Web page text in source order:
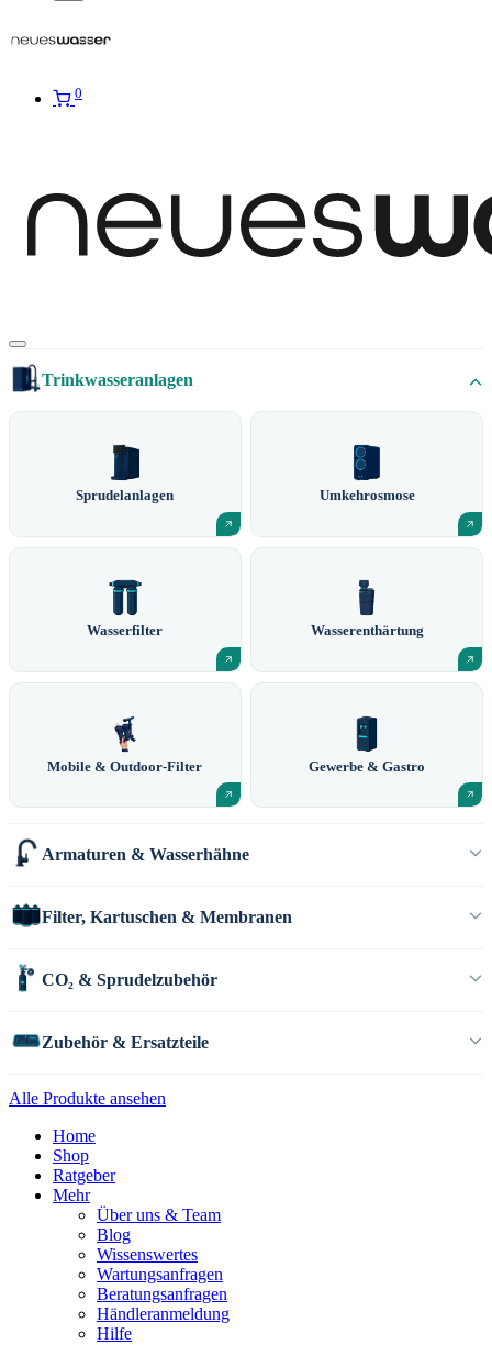
0
Trinkwasseranlagen
Sprudelanlagen Umkehrosmose
Wasserfilter Wasserenthärtung
Mobile & Outdoor-Filter Gewerbe & Gastro
Armaturen & Wasserhähne
Filter, Kartuschen & Membranen
CO₂ & Sprudelzubehör
Zubehör & Ersatzteile
Alle Produkte ansehen
Home
Shop
Ratgeber
Mehr
Über uns & Team
Blog
Wissenswertes
Wartungsanfragen
Beratungsanfragen
Händleranmeldung
Hilfe